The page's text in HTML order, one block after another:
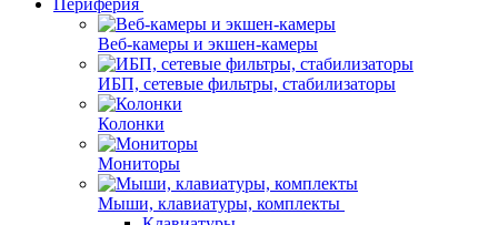
Периферия
Веб-камеры и экшен-камеры
ИБП, сетевые фильтры, стабилизаторы
Колонки
Мониторы
Мыши, клавиатуры, комплекты